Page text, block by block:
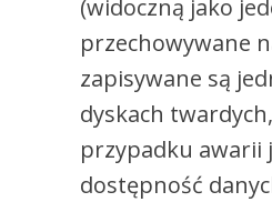
(widoczną jako
przechowywane
zapisywane są
dyskach
przypadku awarii
dostępność